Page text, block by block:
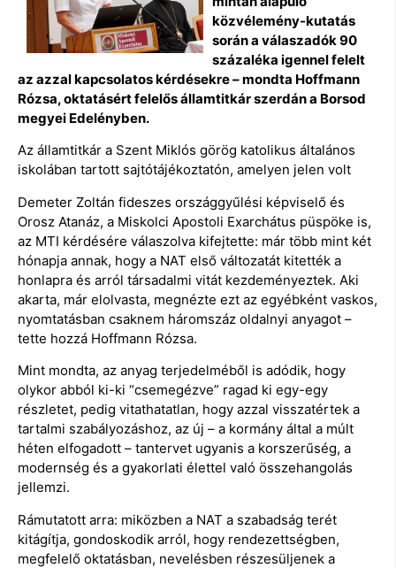
közvélemény-kutatás
során a válaszadók 90
százaléka igennel felelt
az azzal kapcsolatos kérdésekre – mondta Hoffmann
Rózsa, oktatásért felelős államtitkár szerdán a Borsod
megyei Edelényben.
Az államtitkár a Szent Miklós görög katolikus általános
iskolában tartott sajtótájékoztatón, amelyen jelen volt
Demeter Zoltán fideszes országgyűlési képviselő és
Orosz Atanáz, a Miskolci Apostoli Exarchátus püspöke is,
az MTI kérdésére válaszolva kifejtette: már több mint két
hónapja annak, hogy a NAT első változatát kitették a
honlapra és arról társadalmi vitát kezdeményeztek. Aki
akarta, már elolvasta, megnézte ezt az egyébként vaskos,
nyomtatásban csaknem háromszáz oldalnyi anyagot –
tette hozzá Hoffmann Rózsa.
Mint mondta, az anyag terjedelméből is adódik, hogy
olykor abból ki-ki “csemegézve” ragad ki egy-egy
részletet, pedig vitathatatlan, hogy azzal visszatértek a
tartalmi szabályozáshoz, az új – a kormány által a múlt
héten elfogadott – tantervet ugyanis a korszerűség, a
modernség és a gyakorlati élettel való összehangolás
jellemzi.
Rámutatott arra: miközben a NAT a szabadság terét
kitágítja, gondoskodik arról, hogy rendezettségben,
megfelelő oktatásban, nevelésben részesüljenek a